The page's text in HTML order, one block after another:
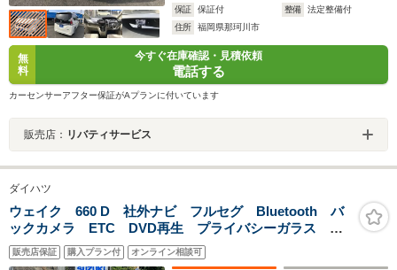
保証
保証付 整備
法定整備付
住所
福岡県那珂川市
無
料
今すぐ在庫確認・見積依頼
電話する
カーセンサーアフター保証がAプランに付いています
販売店： リバティサービス
ダイハツ
ウェイク 660 D 社外ナビ フルセグ Bluetooth バ
ックカメラ ETC DVD再生 プライバシーガラス フ
ロアマット ドアバイザー ステリモ 電格ミラー ア
イスト 取説 キーレス
販売店保証 購入プラン付 オンライン相談可